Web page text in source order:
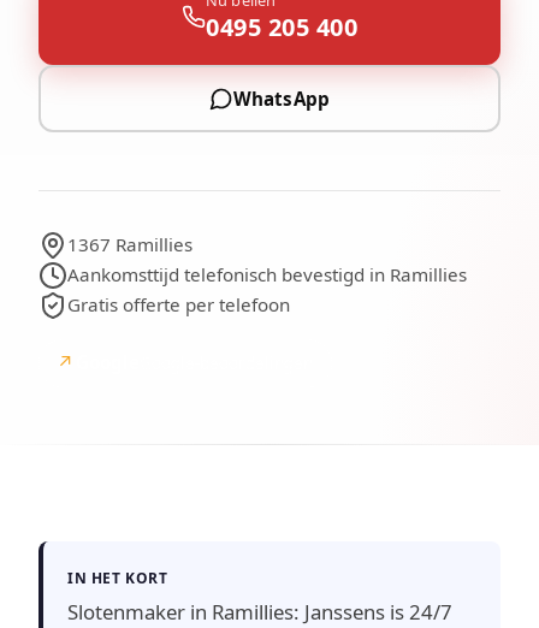
0495 205 400
WhatsApp
1367 Ramillies
Aankomsttijd telefonisch bevestigd in Ramillies
Gratis offerte per telefoon
↗
IN HET KORT
Slotenmaker in Ramillies: Janssens is 24/7